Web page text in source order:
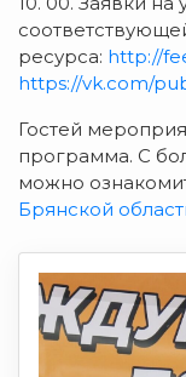
ресурса: http://
https://vk.com/
Гостей
программа. С
можно
Брянской